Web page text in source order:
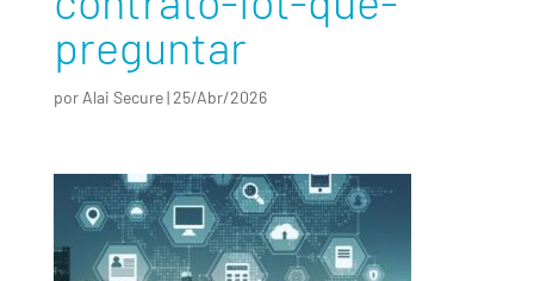
preguntar
por Alai Secure|25/Abr/2026